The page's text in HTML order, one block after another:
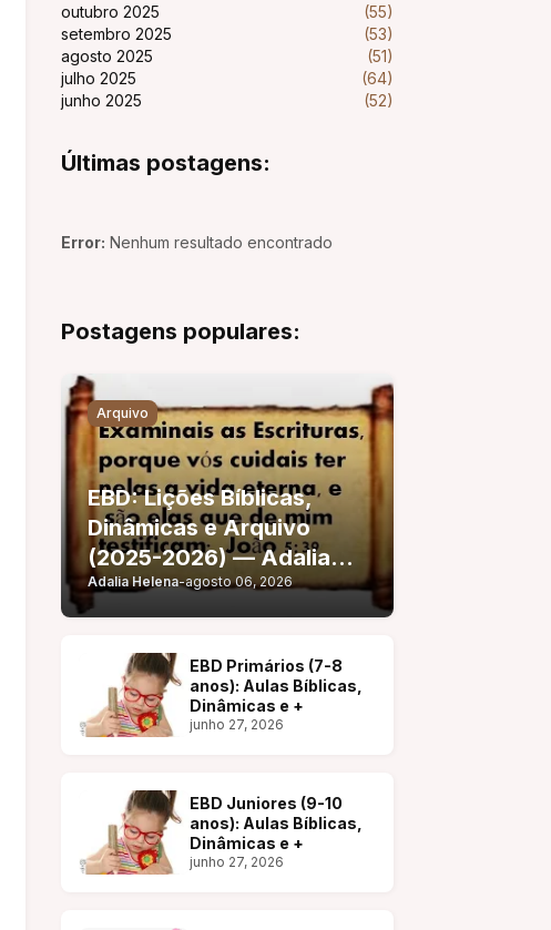
outubro 2025
(55)
setembro 2025
(53)
agosto 2025
(51)
julho 2025
(64)
junho 2025
(52)
Últimas postagens:
Error: Nenhum resultado encontrado
Postagens populares:
Arquivo
EBD: Lições Bíblicas,
Dinâmicas e Arquivo
(2025-2026) — Adalia
Helena
Adalia Helena-agosto 06, 2026
EBD Primários (7-8
anos): Aulas Bíblicas,
Dinâmicas e +
junho 27, 2026
EBD Juniores (9-10
anos): Aulas Bíblicas,
Dinâmicas e +
junho 27, 2026